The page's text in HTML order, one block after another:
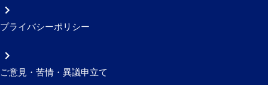
プライバシーポリシー
ご意見・苦情・異議申立て